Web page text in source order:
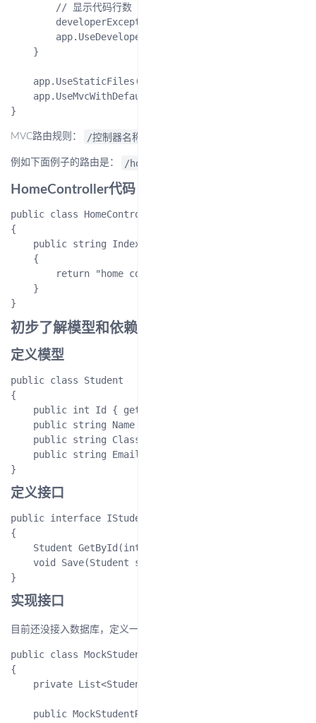
        // 显示代码行数
        app.UseDeveloperExceptionPage();
    }
    app.UseStaticFiles();
    app.UseMvcWithDefaultRoute();
MVC路由规则： /控制器名称/方法名称
例如下面例子的路由是： /home/index
HomeController代码：
public class HomeController : Controller
{
    public string Index()
    {
        return "home controller";
    }
初步了解模型和依赖注入
定义模型
public class Student
{
    public int Id { get; set; }
    public string Name { get; set; }
    public string ClassName { get; set; }
    public string Email { get; set; }
定义接口
public interface IStudentRepository
{
    Student GetById(int id);
    void Save(Student student);
实现接口
目前还没接入数据库，定义一个假数据的类
public class MockStudentRepository :
{
    private List<Student> _students;
    public MockStudentRepository()